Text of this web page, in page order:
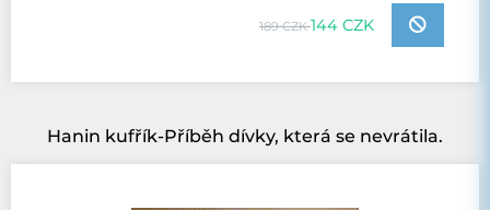
189 CZK144 CZK
Hanin kufřík-Příběh dívky, která se nevrátila.